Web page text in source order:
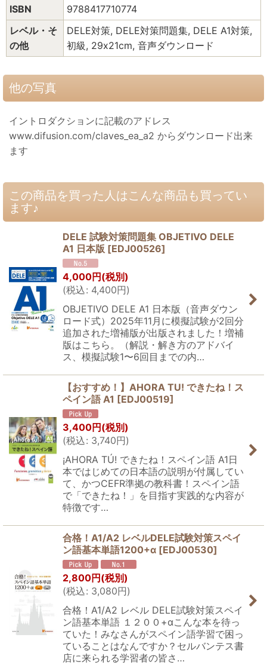
ISBN
9788417710774
レベル・そ
の他
DELE対策, DELE対策問題集, DELE A1対策,
初級, 29x21cm, 音声ダウンロード
他の写真
イントロダクションに記載のアドレス
www.difusion.com/claves_ea_a2 からダウンロード出来
ます
この商品を買った人はこんな商品も買ってい
ます♪
DELE 試験対策問題集 OBJETIVO DELE
A1 日本版 [EDJ00526]
4,000円 (税別)
(税込: 4,400円)
OBJETIVO DELE A1 日本版（音声ダウン
ロード式）2025年11月に模擬試験が2回分
追加された増補版が出版されました！増補
版はこちら。（解説・解き方のアドバイ
ス、模擬試験1〜6回目までの内…
【おすすめ！】AHORA TU! できたね！ス
ペイン語 A1 [EDJ00519]
3,400円 (税別)
(税込: 3,740円)
¡AHORA TÚ! できたね！スペイン語 A1日
本ではじめての日本語の説明が付属してい
て、かつCEFR準拠の教科書！スペイン語
で「できたね！」を目指す実践的な内容が
特徴です…
合格！A1/A2 レベルDELE試験対策スペイ
ン語基本単語1200+α [EDJ00530]
2,800円 (税別)
(税込: 3,080円)
合格！A1/A2 レベル DELE試験対策スペイ
ン語基本単語 １２００+αこんな本を待っ
ていた！みなさんがスペイン語学習で困っ
ていることはなんですか？セルバンテス書
店に来られる学習者の皆さ…